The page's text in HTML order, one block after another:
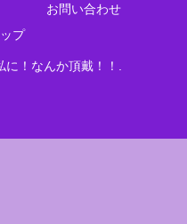
お問い合わせ
プ
！なんか頂戴！！.